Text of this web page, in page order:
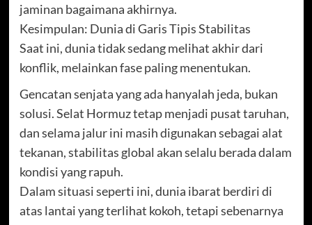
jaminan bagaimana akhirnya.
Kesimpulan: Dunia di Garis Tipis Stabilitas
Saat ini, dunia tidak sedang melihat akhir dari
konflik, melainkan fase paling menentukan.
Gencatan senjata yang ada hanyalah jeda, bukan
solusi. Selat Hormuz tetap menjadi pusat taruhan,
dan selama jalur ini masih digunakan sebagai alat
tekanan, stabilitas global akan selalu berada dalam
kondisi yang rapuh.
Dalam situasi seperti ini, dunia ibarat berdiri di
atas lantai yang terlihat kokoh, tetapi sebenarnya